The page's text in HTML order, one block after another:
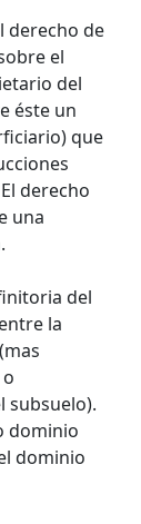
derecho de
el
del
éste un
que
derecho
una
del
la
subsuelo).
dominio
dominio